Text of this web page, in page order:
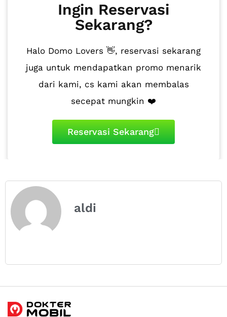
Ingin Reservasi
Sekarang?
Halo Domo Lovers 👋, reservasi sekarang
juga untuk mendapatkan promo menarik
dari kami, cs kami akan membalas
secepat mungkin ❤️
Reservasi Sekarang
aldi